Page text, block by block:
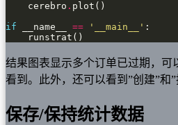
    cerebro
.
if __name__ == '__main__'
    runstrat()
结果图表显示多个订单已过期，可
看到。此外，还可以看到”创建”和”
保存/保持统计数据